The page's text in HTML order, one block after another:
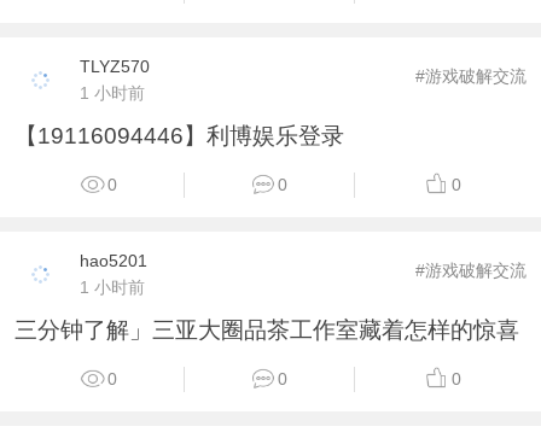
TLYZ570
1 小时前
#游戏破解交流
【19116094446】利博娱乐登录
0 0 0
hao5201
1 小时前
#游戏破解交流
三分钟了解」三亚大圈品茶工作室藏着怎样的惊喜
0 0 0